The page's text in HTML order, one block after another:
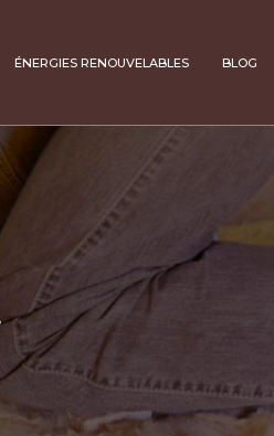
ÉNERGIES RENOUVELABLES BLOG